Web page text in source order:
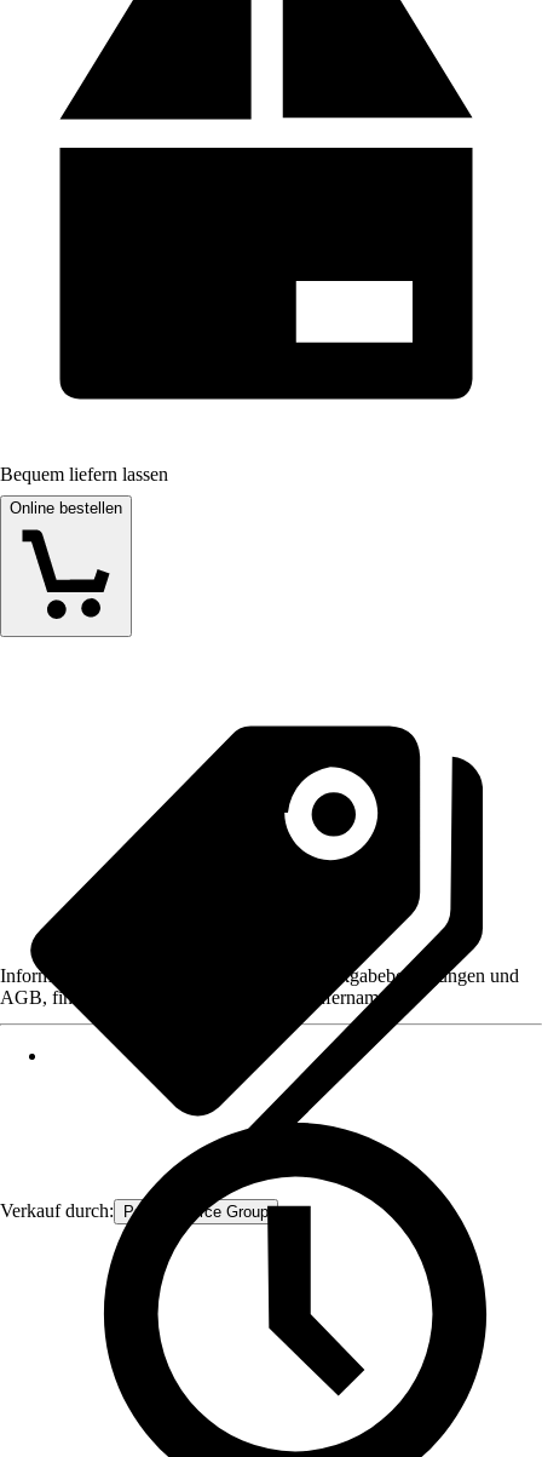
Bequem liefern lassen
Online bestellen
Verkauf durch: Procommerce Group
Informationen des Verkäufers, wie z. B. Rückgabebedingungen und
AGB, finden Sie bei Klick auf den Verkäufernamen.